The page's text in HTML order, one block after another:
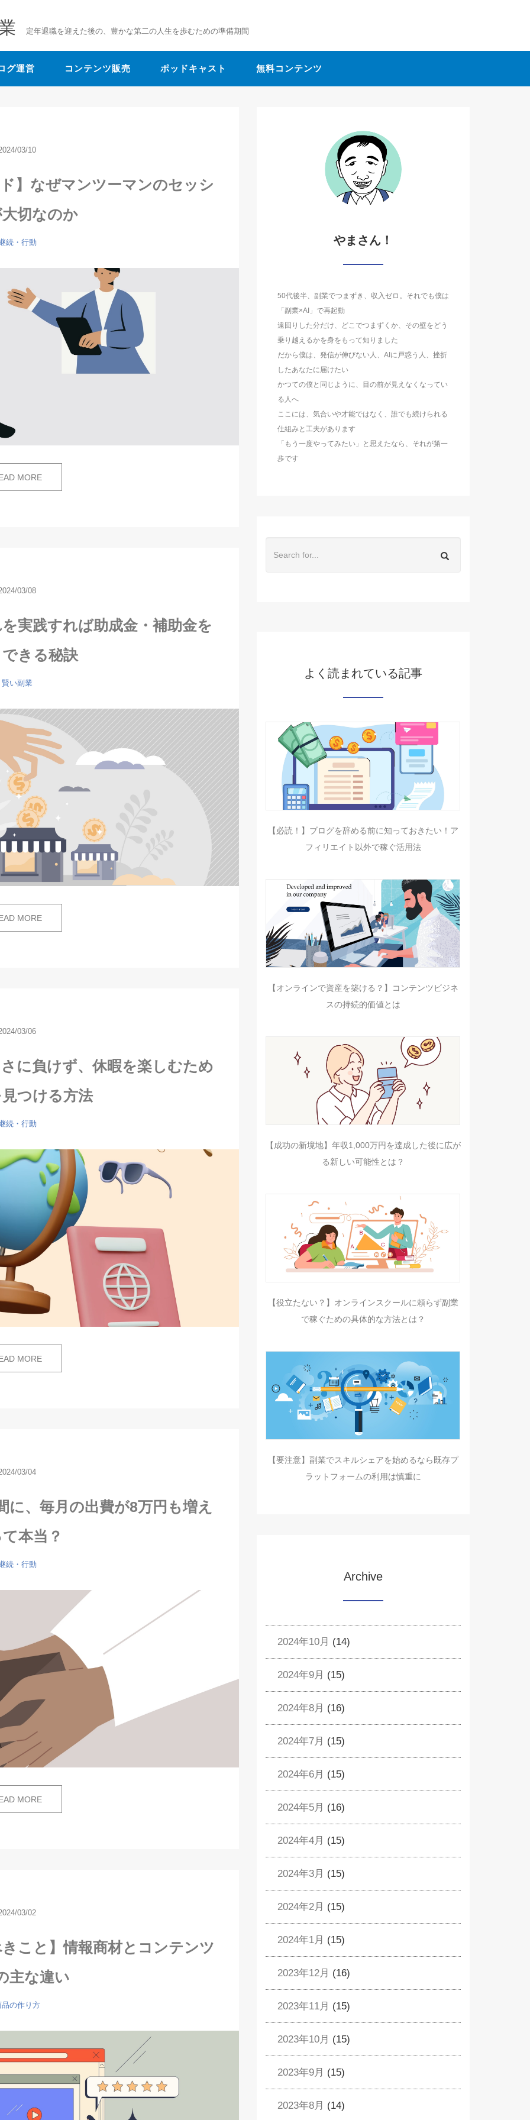
定年退職を迎えた後の、豊かな第二の人生を歩むための準備期間
グ運営 コンテンツ販売 ポッドキャスト 無料コンテンツ
03/10
】なぜマンツーマンのセッシ
切なのか
続・行動
MORE
03/08
実践すれば助成金・補助金を
きる秘訣
賢い副業
MORE
03/06
に負けず、休暇を楽しむため
つける方法
続・行動
MORE
03/04
に、毎月の出費が8万円も増え
本当？
続・行動
MORE
03/02
こと】情報商材とコンテンツ
主な違い
品の作り方
やまさん！
50代後半、副業でつまずき、収入ゼロ。それでも僕は
「副業×AI」で再起動
遠回りした分だけ、どこでつまずくか、その壁をどう
乗り越えるかを身をもって知りました
だから僕は、発信が伸びない人、AIに戸惑う人、挫折
したあなたに届けたい
かつての僕と同じように、目の前が見えなくなってい
る人へ
ここには、気合いや才能ではなく、誰でも続けられる
仕組みと工夫があります
「もう一度やってみたい」と思えたなら、それが第一
歩です
よく読まれている記事
【必読！】ブログを辞める前に知っておきたい！ア
フィリエイト以外で稼ぐ活用法
【オンラインで資産を築ける？】コンテンツビジネ
スの持続的価値とは
【成功の新境地】年収1,000万円を達成した後に広が
る新しい可能性とは？
【役立たない？】オンラインスクールに頼らず副業
で稼ぐための具体的な方法とは？
【要注意】副業でスキルシェアを始めるなら既存プ
ラットフォームの利用は慎重に
Archive
2024年10月 (14)
2024年9月 (15)
2024年8月 (16)
2024年7月 (15)
2024年6月 (15)
2024年5月 (16)
2024年4月 (15)
2024年3月 (15)
2024年2月 (15)
2024年1月 (15)
2023年12月 (16)
2023年11月 (15)
2023年10月 (15)
2023年9月 (15)
2023年8月 (14)